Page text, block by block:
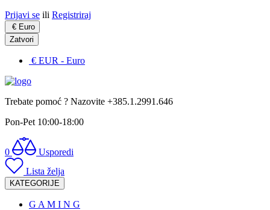
Prijavi se ili Registriraj
€ Euro
Zatvori
€ EUR - Euro
Trebate pomoć ? Nazovite +385.1.2991.646
Pon-Pet 10:00-18:00
0
Usporedi
Lista želja
KATEGORIJE
G A M I N G